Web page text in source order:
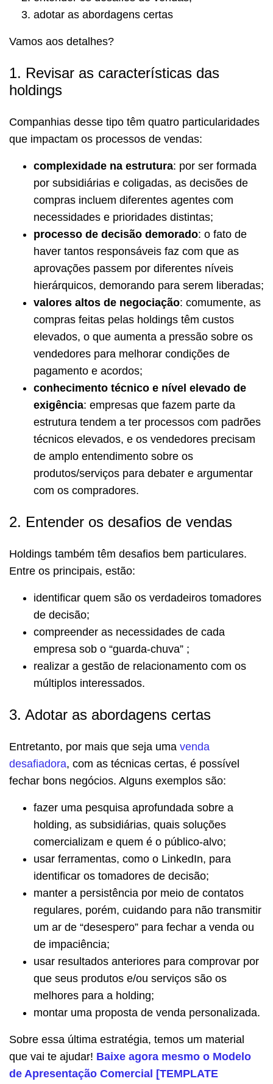
adotar as abordagens certas
Vamos aos detalhes?
1. Revisar as características das
holdings
Companhias desse tipo têm quatro particularidades
que impactam os processos de vendas:
complexidade na estrutura: por ser formada
por subsidiárias e coligadas, as decisões de
compras incluem diferentes agentes com
necessidades e prioridades distintas;
processo de decisão demorado: o fato de
haver tantos responsáveis faz com que as
aprovações passem por diferentes níveis
hierárquicos, demorando para serem liberadas;
valores altos de negociação: comumente, as
compras feitas pelas holdings têm custos
elevados, o que aumenta a pressão sobre os
vendedores para melhorar condições de
pagamento e acordos;
conhecimento técnico e nível elevado de
exigência: empresas que fazem parte da
estrutura tendem a ter processos com padrões
técnicos elevados, e os vendedores precisam
de amplo entendimento sobre os
produtos/serviços para debater e argumentar
com os compradores.
2. Entender os desafios de vendas
Holdings também têm desafios bem particulares.
Entre os principais, estão:
identificar quem são os verdadeiros tomadores
de decisão;
compreender as necessidades de cada
empresa sob o “guarda-chuva” ;
realizar a gestão de relacionamento com os
múltiplos interessados.
3. Adotar as abordagens certas
Entretanto, por mais que seja uma venda
desafiadora, com as técnicas certas, é possível
fechar bons negócios. Alguns exemplos são:
fazer uma pesquisa aprofundada sobre a
holding, as subsidiárias, quais soluções
comercializam e quem é o público-alvo;
usar ferramentas, como o LinkedIn, para
identificar os tomadores de decisão;
manter a persistência por meio de contatos
regulares, porém, cuidando para não transmitir
um ar de “desespero” para fechar a venda ou
de impaciência;
usar resultados anteriores para comprovar por
que seus produtos e/ou serviços são os
melhores para a holding;
montar uma proposta de venda personalizada.
Sobre essa última estratégia, temos um material
que vai te ajudar! Baixe agora mesmo o Modelo
de Apresentação Comercial [TEMPLATE